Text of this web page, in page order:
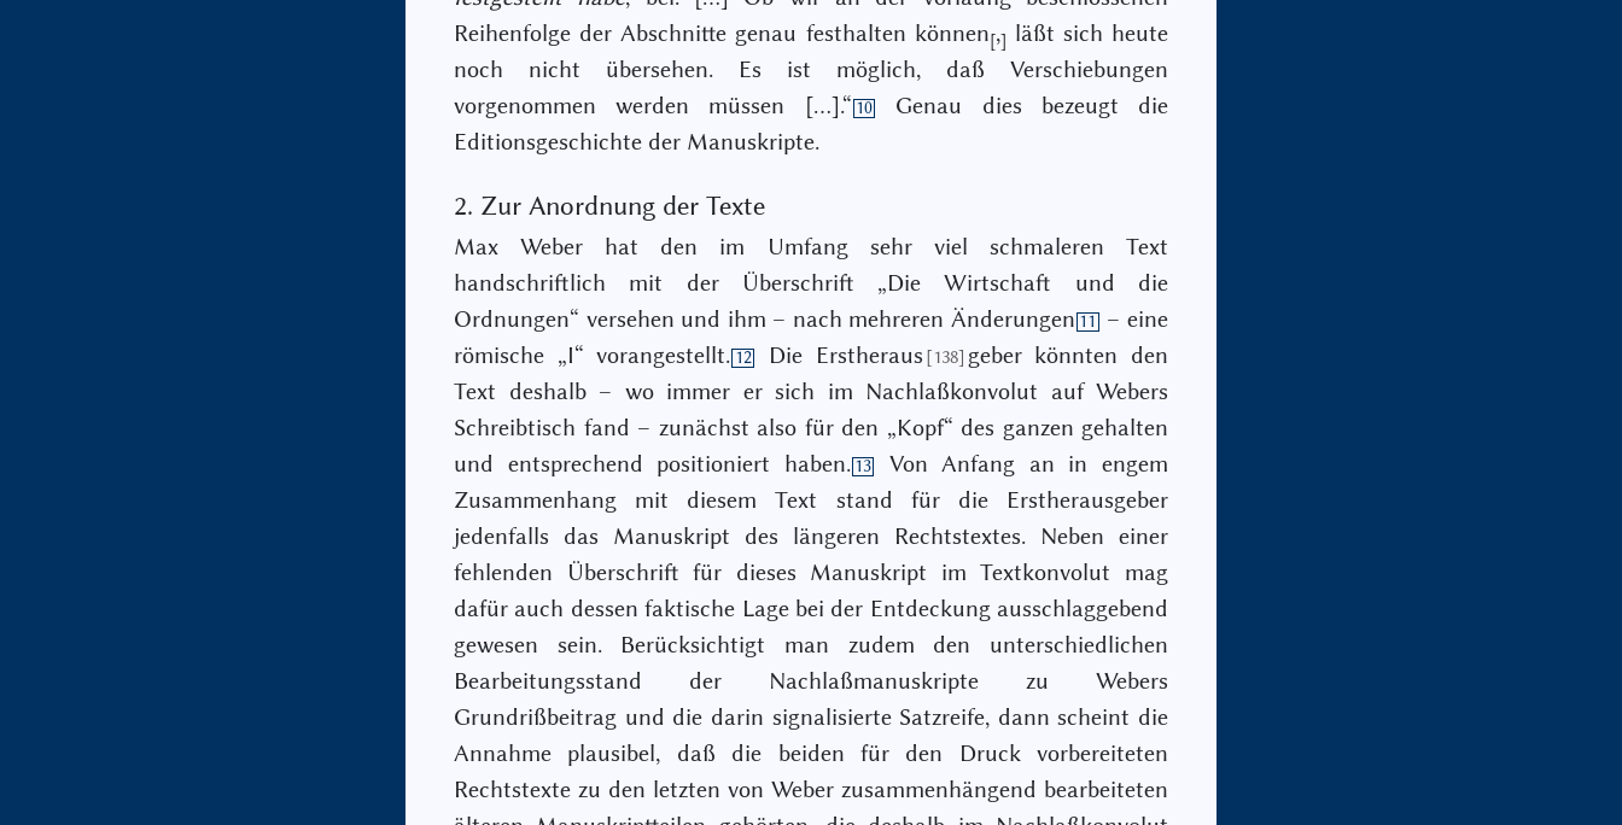
Reihenfolge der Abschnitte genau festhalten können[,] läßt sich heute
noch nicht übersehen. Es ist möglich, daß Verschiebungen
vorgenommen werden müssen […].“ 10
Genau dies bezeugt die
Editionsgeschichte der Manuskripte.
2. Zur Anordnung der Texte
Max Weber hat den im Umfang sehr viel schmaleren Text
handschriftlich mit der Überschrift „Die Wirtschaft und die
Ordnungen“ versehen und ihm – nach mehreren Änderungen 11
– eine
römische „I“ vorangestellt. 12 Die Erstheraus [138] geber könnten den
Text deshalb – wo immer er sich im Nachlaßkonvolut auf Webers
Schreibtisch fand – zunächst also für den „Kopf“ des ganzen gehalten
und entsprechend positioniert haben. 13
Von Anfang an in engem
Zusammenhang mit diesem Text stand für die Erstherausgeber
jedenfalls das Manuskript des längeren Rechtstextes. Neben einer
fehlenden Überschrift für dieses Manuskript im Textkonvolut mag
dafür auch dessen faktische Lage bei der Entdeckung ausschlaggebend
gewesen sein. Berücksichtigt man zudem den unterschiedlichen
Bearbeitungsstand der Nachlaßmanuskripte zu Webers
Grundrißbeitrag und die darin signalisierte Satzreife, dann scheint die
Annahme plausibel, daß die beiden für den Druck vorbereiteten
Rechtstexte zu den letzten von Weber zusammenhängend bearbeiteten